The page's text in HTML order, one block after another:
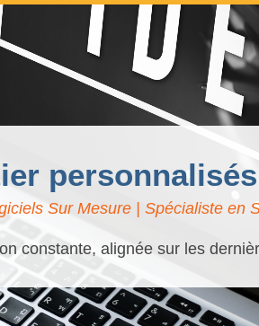
Sur Mesure | Spécialiste en
constante, alignée sur les